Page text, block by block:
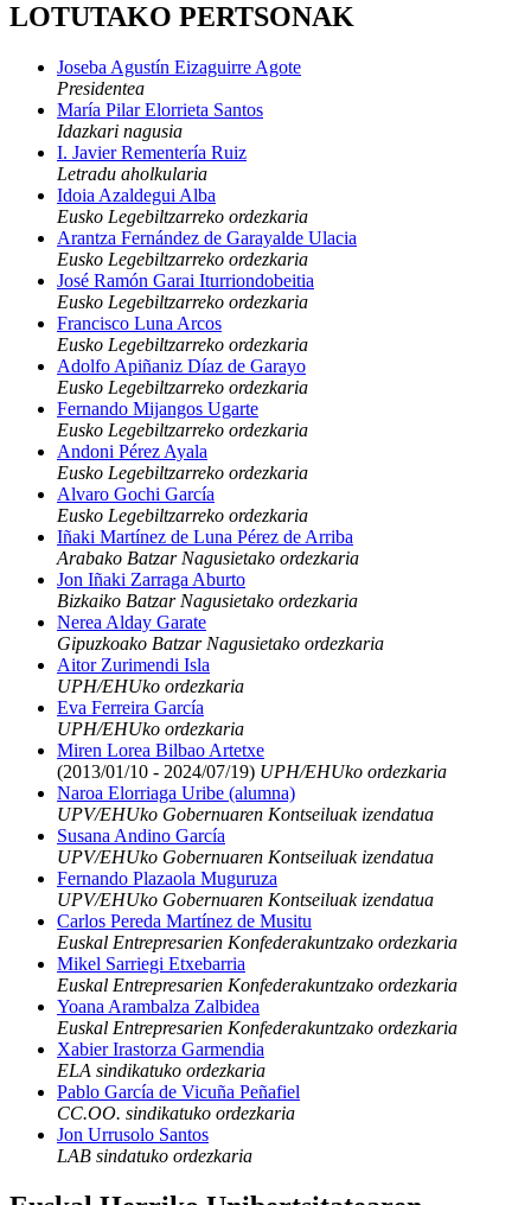
LOTUTAKO PERTSONAK
Joseba Agustín Eizaguirre Agote
Presidentea
María Pilar Elorrieta Santos
Idazkari nagusia
I. Javier Rementería Ruiz
Letradu aholkularia
Idoia Azaldegui Alba
Eusko Legebiltzarreko ordezkaria
Arantza Fernández de Garayalde Ulacia
Eusko Legebiltzarreko ordezkaria
José Ramón Garai Iturriondobeitia
Eusko Legebiltzarreko ordezkaria
Francisco Luna Arcos
Eusko Legebiltzarreko ordezkaria
Adolfo Apiñaniz Díaz de Garayo
Eusko Legebiltzarreko ordezkaria
Fernando Mijangos Ugarte
Eusko Legebiltzarreko ordezkaria
Andoni Pérez Ayala
Eusko Legebiltzarreko ordezkaria
Alvaro Gochi García
Eusko Legebiltzarreko ordezkaria
Iñaki Martínez de Luna Pérez de Arriba
Arabako Batzar Nagusietako ordezkaria
Jon Iñaki Zarraga Aburto
Bizkaiko Batzar Nagusietako ordezkaria
Nerea Alday Garate
Gipuzkoako Batzar Nagusietako ordezkaria
Aitor Zurimendi Isla
UPH/EHUko ordezkaria
Eva Ferreira García
UPH/EHUko ordezkaria
Miren Lorea Bilbao Artetxe
(2013/01/10 - 2024/07/19) UPH/EHUko ordezkaria
Naroa Elorriaga Uribe (alumna)
UPV/EHUko Gobernuaren Kontseiluak izendatua
Susana Andino García
UPV/EHUko Gobernuaren Kontseiluak izendatua
Fernando Plazaola Muguruza
UPV/EHUko Gobernuaren Kontseiluak izendatua
Carlos Pereda Martínez de Musitu
Euskal Entrepresarien Konfederakuntzako ordezkaria
Mikel Sarriegi Etxebarria
Euskal Entrepresarien Konfederakuntzako ordezkaria
Yoana Arambalza Zalbidea
Euskal Entrepresarien Konfederakuntzako ordezkaria
Xabier Irastorza Garmendia
ELA sindikatuko ordezkaria
Pablo García de Vicuña Peñafiel
CC.OO. sindikatuko ordezkaria
Jon Urrusolo Santos
LAB sindatuko ordezkaria